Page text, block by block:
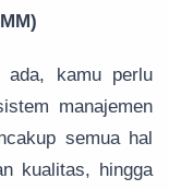
ada, kamu perlu
manajemen
semua hal
kualitas, hingga